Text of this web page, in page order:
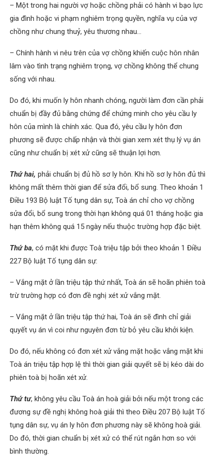
– Một trong hai người vợ hoặc chồng phải có hành vi bạo lực
gia đình hoặc vi phạm nghiêm trọng quyền, nghĩa vụ của vợ
chồng như chung thuỷ, yêu thương nhau…
– Chính hành vi nêu trên của vợ chồng khiến cuộc hôn nhân
lâm vào tình trạng nghiêm trọng, vợ chồng không thể chung
sống với nhau.
Do đó, khi muốn ly hôn nhanh chóng, người làm đơn cần phải
chuẩn bị đầy đủ bằng chứng để chứng minh cho yêu cầu ly
hôn của mình là chính xác. Qua đó, yêu cầu ly hôn đơn
phương sẽ được chấp nhận và thời gian xem xét thụ lý vụ án
cũng như chuẩn bị xét xử cũng sẽ thuận lợi hơn.
Thứ hai, phải chuẩn bị đủ hồ sơ ly hôn. Khi hồ sơ ly hôn đủ thì
không mất thêm thời gian để sửa đổi, bổ sung. Theo khoản 1
Điều 193 Bộ luật Tố tụng dân sự, Toà án chỉ cho vợ chồng
sửa đổi, bổ sung trong thời hạn không quá 01 tháng hoặc gia
hạn thêm không quá 15 ngày nếu thuộc trường hợp đặc biệt.
Thứ ba, có mặt khi được Toà triệu tập bởi theo khoản 1 Điều
227 Bộ luật Tố tụng dân sự:
– Vắng mặt ở lần triệu tập thứ nhất, Toà án sẽ hoãn phiên toà
trừ trường hợp có đơn đề nghị xét xử vắng mặt.
– Vắng mặt ở lần triệu tập thứ hai, Toà án sẽ đình chỉ giải
quyết vụ án vì coi như nguyên đơn từ bỏ yêu cầu khởi kiện.
Do đó, nếu không có đơn xét xử vắng mặt hoặc vắng mặt khi
Toà án triệu tập hợp lệ thì thời gian giải quyết sẽ bị kéo dài do
phiên toà bị hoãn xét xử.
Thứ tư, không yêu cầu Toà án hoà giải bởi nếu một trong các
đương sự đề nghị không hoà giải thì theo Điều 207 Bộ luật Tố
tụng dân sự, vụ án ly hôn đơn phương này sẽ không hoà giải.
Do đó, thời gian chuẩn bị xét xử có thể rút ngắn hơn so với
bình thường.